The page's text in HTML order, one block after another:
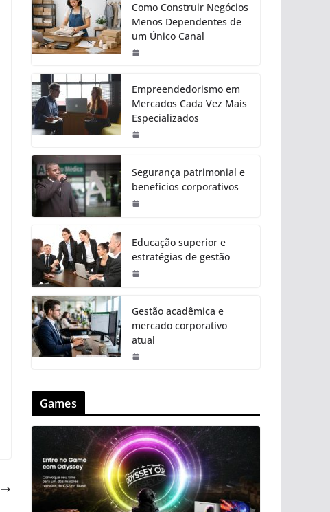
Como Construir Negócios
Menos Dependentes de
um Único Canal
Empreendedorismo em
Mercados Cada Vez Mais
Especializados
Segurança patrimonial e
benefícios corporativos
Educação superior e
estratégias de gestão
Gestão acadêmica e
mercado corporativo
atual
Games